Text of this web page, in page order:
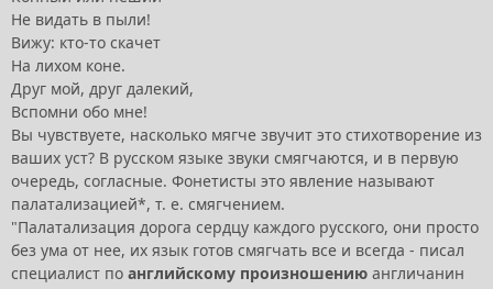
Не видать в пыли!
Вижу: кто-то скачет
На лихом коне.
Друг мой, друг далекий,
Вспомни обо мне!
Вы чувствуете, насколько мягче звучит это стихотворение из
ваших уст? В русском языке звуки смягчаются, и в первую
очередь, согласные. Фонетисты это явление называют
палатализацией*, т. е. смягчением.
"Палатализация дорога сердцу каждого русского, они просто
без ума от нее, их язык готов смягчать все и всегда - писал
специалист по английскому произношению англичанин